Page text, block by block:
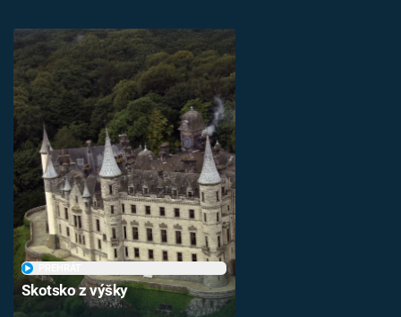
Skotsko z výšky